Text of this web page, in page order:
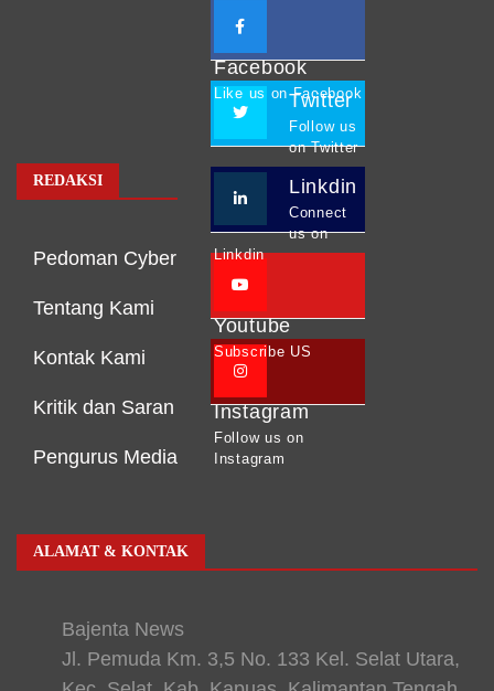
REDAKSI
Pedoman Cyber
Tentang Kami
Kontak Kami
Kritik dan Saran
Pengurus Media
Facebook
Like us on Facebook
Twitter
Follow us
on Twitter
Linkdin
Connect
us on
Linkdin
Youtube
Subscribe US
Instagram
Follow us on
Instagram
ALAMAT & KONTAK
Bajenta News
Jl. Pemuda Km. 3,5 No. 133 Kel. Selat Utara,